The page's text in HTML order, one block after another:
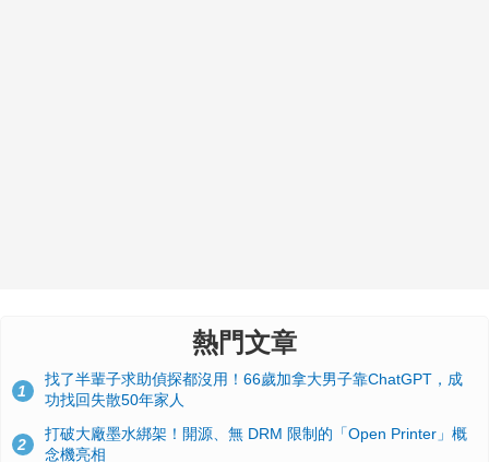
熱門文章
1
找了半輩子求助偵探都沒用！66歲加拿大男子靠ChatGPT，成
功找回失散50年家人
2
打破大廠墨水綁架！開源、無 DRM 限制的「Open Printer」概
念機亮相